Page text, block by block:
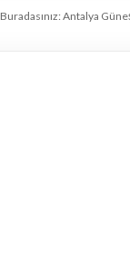
Buradasınız: Antalya